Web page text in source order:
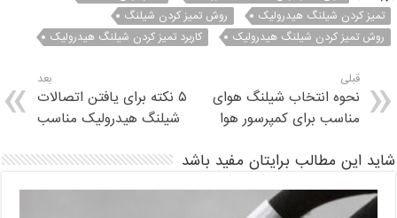
تمیز کردن شیلنگ هیدرولیک
روش تمیز کردن شیلنگ
روش تمیز کردن شیلنگ هیدرولیک
کاربرد تمیز کردن شیلنگ هیدرولیک
قبلی
نحوه انتخاب شیلنگ هوای
مناسب برای کمپرسور هوا
بعد
۵ نکته برای یافتن اتصالات
شیلنگ هیدرولیک مناسب
شاید این مطالب برایتان مفید باشد